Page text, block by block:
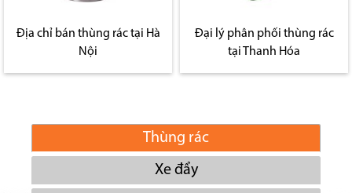
Địa chỉ bán thùng rác tại Hà
Nội
Đại lý phân phối thùng rác
tại Thanh Hóa
Thùng rác
Xe đẩy